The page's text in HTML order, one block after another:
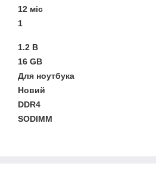
12 міс
1
1.2 В
16 GB
Для ноутбука
Новий
DDR4
SODIMM